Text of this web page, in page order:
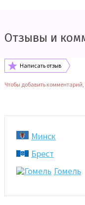
Отзывы и
Написать отзыв
Чтобы добавить
Минск
Брест
Гомель